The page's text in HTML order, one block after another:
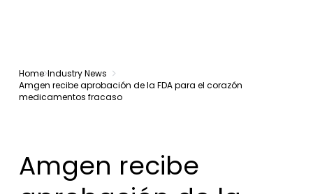
Home Industry News
Amgen recibe aprobación de la FDA para el corazón
medicamentos fracaso
Amgen recibe